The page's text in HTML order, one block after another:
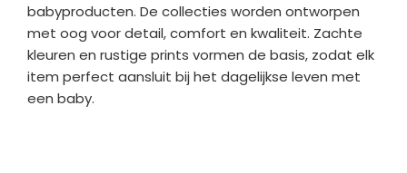
babyproducten. De collecties worden ontworpen
met oog voor detail, comfort en kwaliteit. Zachte
kleuren en rustige prints vormen de basis, zodat elk
item perfect aansluit bij het dagelijkse leven met
een baby.